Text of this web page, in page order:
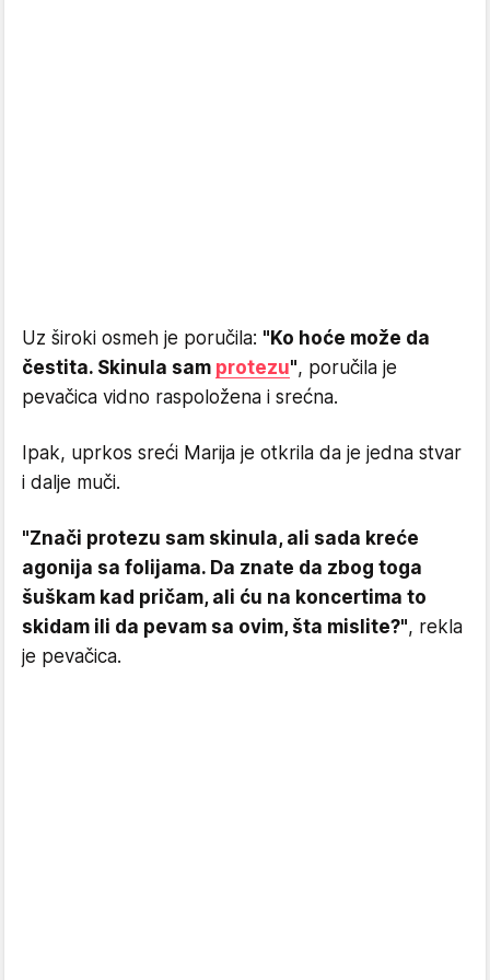
Uz široki osmeh je poručila: "Ko hoće može da
čestita. Skinula sam protezu", poručila je
pevačica vidno raspoložena i srećna.
Ipak, uprkos sreći Marija je otkrila da je jedna stvar
i dalje muči.
"Znači protezu sam skinula, ali sada kreće
agonija sa folijama. Da znate da zbog toga
šuškam kad pričam, ali ću na koncertima to
skidam ili da pevam sa ovim, šta mislite?", rekla
je pevačica.